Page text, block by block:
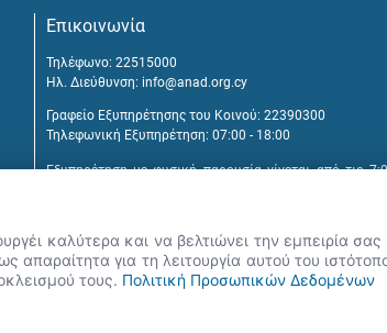
Επικοινωνία
Τηλέφωνο: 22515000
Ηλ. Διεύθυνση: info@anad.org.cy
Γραφείο Εξυπηρέτησης του Κοινού: 22390300
Τηλεφωνική Εξυπηρέτηση: 07:00 - 18:00
Εξυπηρέτηση με φυσική παρουσία γίνεται από τις
Τ.Θ. 25431, 1392 Λευκωσία, Κύπρος
καλύτερα και να βελτιώνει την εμπειρία
για τη λειτουργία αυτού του
τους. Πολιτική Προσωπικών Δεδομένων